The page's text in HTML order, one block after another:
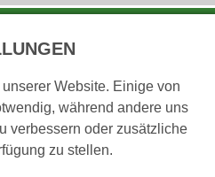
Website. Einige von
während andere uns
verbessern oder zusätzliche
zu stellen.